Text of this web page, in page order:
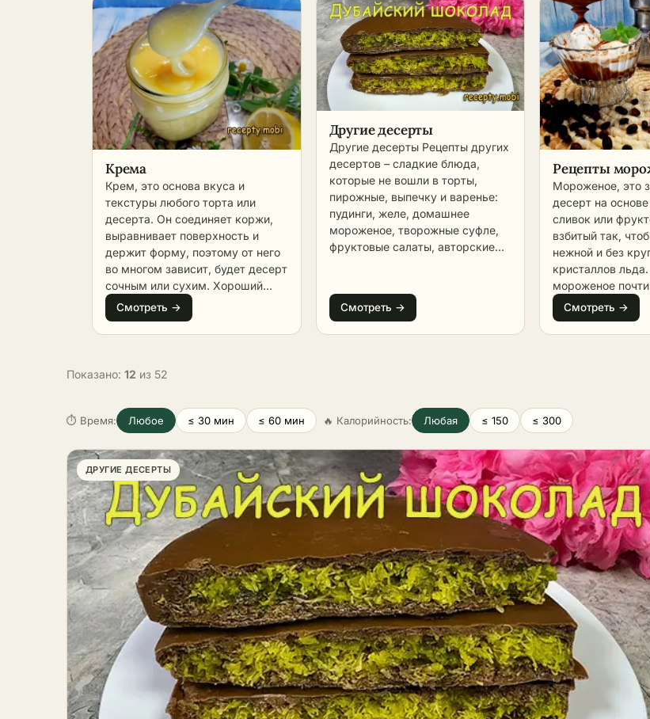
Крема
Крем, это основа вкуса и
текстуры любого торта или
десерта. Он соединяет коржи,
выравнивает поверхность и
держит форму, поэтому от него
во многом зависит, будет десерт
сочным или сухим. Хороший
крем не просто сладкий, он
добавляет аромат, влагу и
аккуратный вид, а иногда
всего блюда. Кремы делят на
плотные, они хорошо держат
форму и годятся для прослойки
и украшения. Заварные,
сливочные и творожные легче и
нежнее, их ценят за свежий, не
приторный вкус. Отдельно стоят
белковые кремы, например
итальянская меренга, и
стабильные варианты на сыре,
крем-чиз и ганаш, без которых
не обходятся современные
торты и капкейки. При выборе
держат простое правило: под
плотный бисквит берут более
лёгкий крем, под влажные
коржи, устойчивый и жирный.
Для выравнивания боков и
цветов подходят масляный крем
Смотреть →
Другие десерты
Другие десерты Рецепты других
десертов – сладкие блюда,
которые не вошли в торты,
пирожные, выпечку и варенье:
пудинги, желе, домашнее
мороженое, творожные суфле,
фруктовые салаты, авторские
пошаговыми фотографиями. Эта
категория объединяет десерты
требуют 2–4 часов в
холодильнике для застывания –
желе из ягод, панна-котта,
итальянский семифредо.
Запечённые порционные –
творожное суфле, фондан с
шоколадной начинкой,
индивидуальные пудинги.
Замороженные – домашнее
мороженое на сливках или
йогурте, фруктовый сорбет,
парфе. Сборные – фруктовые
салаты с мёдом и орехами,
трайфлы со сливками и ягодами,
ассамбляжи с печеньем-
крошкой. Виды других десертов
в подборке Желе и пудинги – из
ягод, цитрусовое, молочное,
шоколадное, рисовое;
Смотреть →
Рецепты
Мороженое, это
десерт на
сливок или
взбитый так,
нежной и без
кристаллов
мороженое почти
вкуснее
решаете, сколько
сахара, и
взбивании. Видов
Сливочный
мороженое на
самые плотные
они хорошо
шариках.
такое жирное,
теплее.
фруктовый лёд,
только пюре,
сахара, они
Есть и быстрые
основе взбитых
сгущёнкой, для
нужна
мороженое
мороженицей
при заморозке
Смотреть →
Показано: 12 из 52
⏱ Время: Любое ≤ 30 мин ≤ 60 мин 🔥 Калорийность: Любая ≤ 150 ≤ 300
ДРУГИЕ ДЕСЕРТЫ